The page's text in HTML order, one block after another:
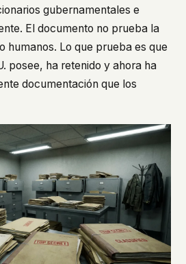
gubernamentales e
El documento no prueba la
humanos. Lo que prueba es que
posee, ha retenido y ahora ha
documentación que los